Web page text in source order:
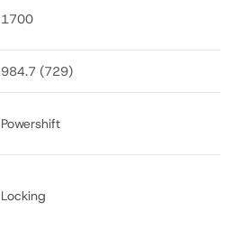
1700
984.7 (729)
Powershift
Locking